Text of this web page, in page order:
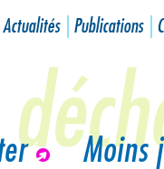
Actualités Publications
Moins